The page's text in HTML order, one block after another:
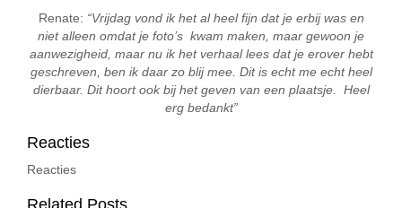
Renate: “Vrijdag vond ik het al heel fijn dat je erbij was en
niet alleen omdat je foto’s kwam maken, maar gewoon je
aanwezigheid, maar nu ik het verhaal lees dat je erover hebt
geschreven, ben ik daar zo blij mee. Dit is echt me echt heel
dierbaar. Dit hoort ook bij het geven van een plaatsje. Heel
erg bedankt”
Reacties
Reacties